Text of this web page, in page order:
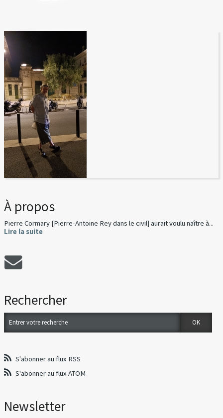
À propos
Pierre Cormary [Pierre-Antoine Rey dans le civil] aurait voulu naître à...
Lire la suite
Rechercher
S'abonner au flux RSS
S'abonner au flux ATOM
Newsletter